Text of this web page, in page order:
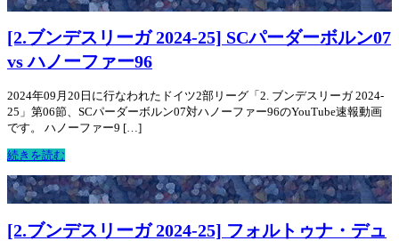
[2.ブンデスリーガ 2024-25] SCパーダーボルン07
vs ハノーファー96
2024年09月20日に行なわれたドイツ2部リーグ「2. ブンデスリーガ 2024-
25」第06節、SCパーダーボルン07対ハノーファー96のYouTube速報動画
です。 ハノーファー9 […]
続きを読む
[2.ブンデスリーガ 2024-25] フォルトゥナ・デュ